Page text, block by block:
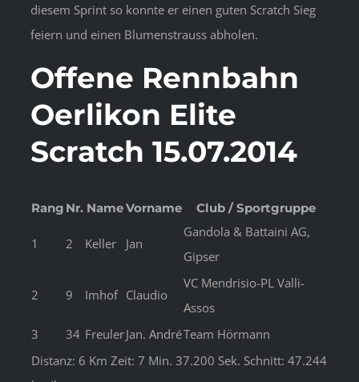
diesem Sprint so konnte er einen guten Scratch Sieg
feiern und einen Blumenstrauss abholen.
Offene Rennbahn
Oerlikon Elite
Scratch 15.07.2014
Rang Nr. NameVorname Club / Sportgruppe
1 2 Keller Jan
Gandola & Battaini AG,
Gipser
2 9 Imhof Claudio
VC Mendrisio-PL Valli-
Assos
3
34 FreulerJan. AndréTeam Hörmann
Distanz: 6 Km Zeit: 7 Min. 37.200 Sek. Schnitt: 47.244